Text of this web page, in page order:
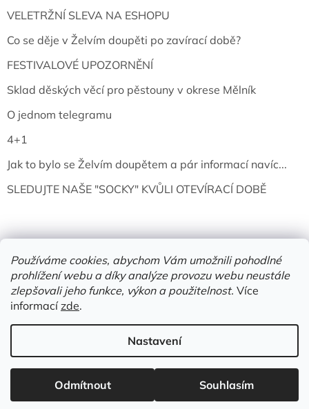
Používáme cookies, abychom Vám umožnili pohodlné
prohlížení webu a díky analýze provozu webu neustále
zlepšovali jeho funkce, výkon a použitelnost. Více
informacízde.
Nastavení
Odmítnout Souhlasím
VELETRŽNÍ SLEVA NA ESHOPU
Co se děje v Želvím doupěti po zavírací době?
FESTIVALOVÉ UPOZORNĚNÍ
Sklad děských věcí pro pěstouny v okrese Mělník
O jednom telegramu
4+1
Jak to bylo se Želvím doupětem a pár informací navíc...
SLEDUJTE NAŠE "SOCKY" KVŮLI OTEVÍRACÍ DOBĚ
Vytvořil Shoptet
Copyright 2026Želví doupě | knihy & vinyly | Mělník. Všechna
práva vyhrazena.
Upravit nastavení cookies